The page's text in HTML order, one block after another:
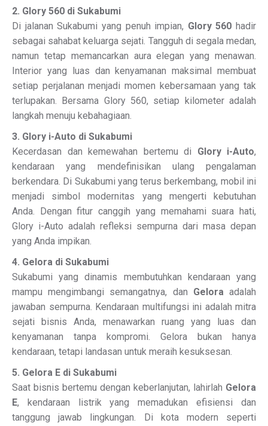
2. Glory 560 di Sukabumi
Di jalanan Sukabumi yang penuh impian, Glory 560 hadir
sebagai sahabat keluarga sejati. Tangguh di segala medan,
namun tetap memancarkan aura elegan yang menawan.
Interior yang luas dan kenyamanan maksimal membuat
setiap perjalanan menjadi momen kebersamaan yang tak
terlupakan. Bersama Glory 560, setiap kilometer adalah
langkah menuju kebahagiaan.
3. Glory i-Auto di Sukabumi
Kecerdasan dan kemewahan bertemu di Glory i-Auto,
kendaraan yang mendefinisikan ulang pengalaman
berkendara. Di Sukabumi yang terus berkembang, mobil ini
menjadi simbol modernitas yang mengerti kebutuhan
Anda. Dengan fitur canggih yang memahami suara hati,
Glory i-Auto adalah refleksi sempurna dari masa depan
yang Anda impikan.
4. Gelora di Sukabumi
Sukabumi yang dinamis membutuhkan kendaraan yang
mampu mengimbangi semangatnya, dan Geloraadalah
jawaban sempurna. Kendaraan multifungsi ini adalah mitra
sejati bisnis Anda, menawarkan ruang yang luas dan
kenyamanan tanpa kompromi. Gelora bukan hanya
kendaraan, tetapi landasan untuk meraih kesuksesan.
5. Gelora E di Sukabumi
Saat bisnis bertemu dengan keberlanjutan, lahirlah Gelora
E, kendaraan listrik yang memadukan efisiensi dan
tanggung jawab lingkungan. Di kota modern seperti